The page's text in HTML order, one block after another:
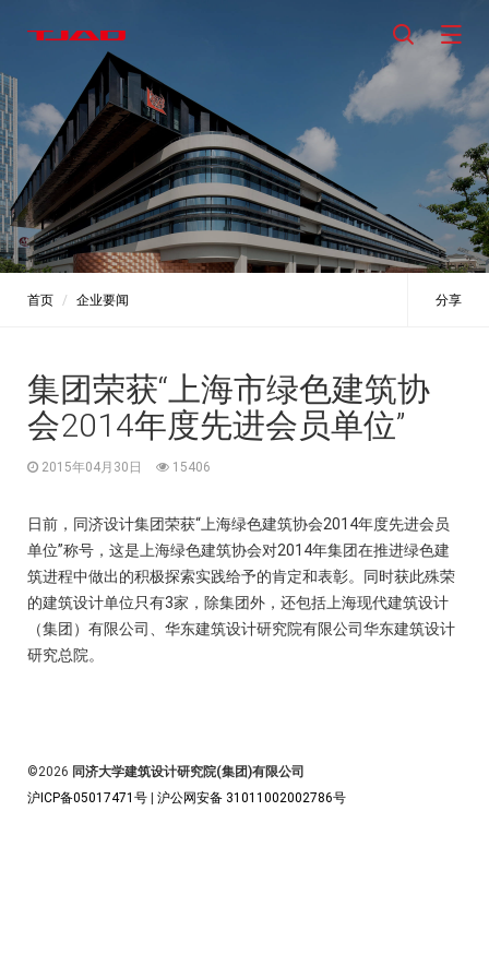
首页 企业要闻 分享
集团荣获“上海市绿色建筑协
会2014年度先进会员单位”
2015年04月30日 15406
日前，同济设计集团荣获“上海绿色建筑协会2014年度先进会员
单位”称号，这是上海绿色建筑协会对2014年集团在推进绿色建
筑进程中做出的积极探索实践给予的肯定和表彰。同时获此殊荣
的建筑设计单位只有3家，除集团外，还包括上海现代建筑设计
（集团）有限公司、华东建筑设计研究院有限公司华东建筑设计
研究总院。
©2026 同济大学建筑设计研究院(集团)有限公司
沪ICP备05017471号
沪公网安备 31011002002786号